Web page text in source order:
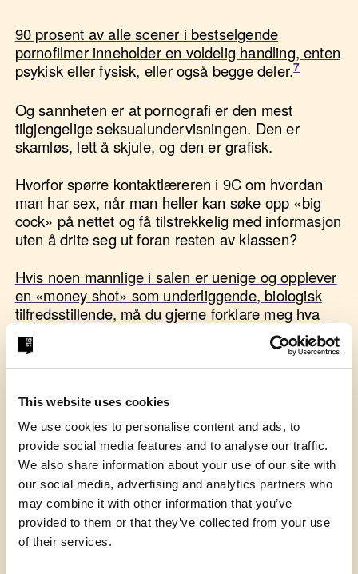
This website uses cookies
We use cookies to personalise content and ads, to
provide social media features and to analyse our traffic.
We also share information about your use of our site with
our social media, advertising and analytics partners who
may combine it with other information that you’ve
provided to them or that they’ve collected from your use
of their services.
90 prosent av alle scener i bestselgende
pornofilmer inneholder en voldelig handling, enten
psykisk eller fysisk, eller også begge deler.
Og sannheten er at pornografi er den mest
tilgjengelige seksualundervisningen. Den er
skamløs, lett å skjule, og den er grafisk.
Hvorfor spørre kontaktlæreren i 9C om hvordan
man har sex, når man heller kan søke opp «big
cock» på nettet og få tilstrekkelig med informasjon
uten å drite seg ut foran resten av klassen?
Hvis noen mannlige i salen er uenige og opplever
en «money shot» som underliggende, biologisk
tilfredsstillende, må du gjerne forklare meg hva
greia er. Jeg har aldri kommet en jente i ansiktet,
og det kan jo godt hende det er digg…
seksualundervisningen dere mottok. Jeg antar at
dere lærte om beskyttelse mot kjønnssykdommer
og graviditet.
En kondom over en banan, de forskjellige
prevensjonsmetodene, mensen, fruktbarhet og
kanskje en liten innføring i orgasme.